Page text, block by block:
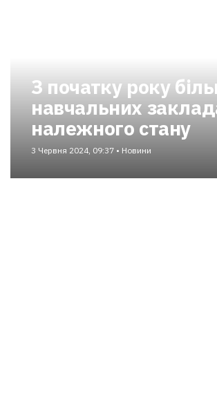
З початку року
навчальних
належного стану
3 Червня 2024, 09:37 • Новини